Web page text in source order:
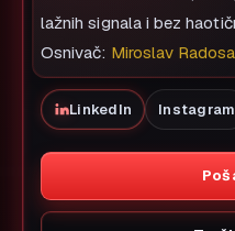
lažnih signala i bez
Osnivač: Miroslav
LinkedIn Instagram